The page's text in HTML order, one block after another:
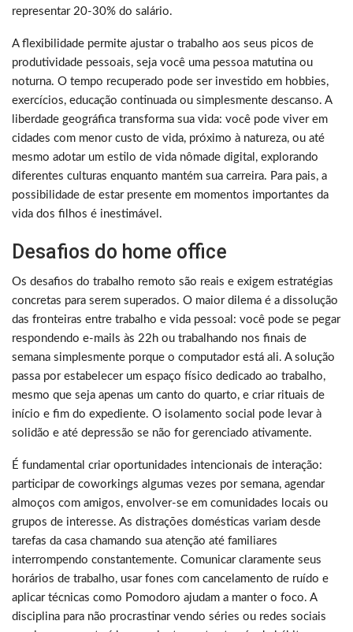
representar 20-30% do salário.
A flexibilidade permite ajustar o trabalho aos seus picos de
produtividade pessoais, seja você uma pessoa matutina ou
noturna. O tempo recuperado pode ser investido em hobbies,
exercícios, educação continuada ou simplesmente descanso. A
liberdade geográfica transforma sua vida: você pode viver em
cidades com menor custo de vida, próximo à natureza, ou até
mesmo adotar um estilo de vida nômade digital, explorando
diferentes culturas enquanto mantém sua carreira. Para pais, a
possibilidade de estar presente em momentos importantes da
vida dos filhos é inestimável.
Desafios do home office
Os desafios do trabalho remoto são reais e exigem estratégias
concretas para serem superados. O maior dilema é a dissolução
das fronteiras entre trabalho e vida pessoal: você pode se pegar
respondendo e-mails às 22h ou trabalhando nos finais de
semana simplesmente porque o computador está ali. A solução
passa por estabelecer um espaço físico dedicado ao trabalho,
mesmo que seja apenas um canto do quarto, e criar rituais de
início e fim do expediente. O isolamento social pode levar à
solidão e até depressão se não for gerenciado ativamente.
É fundamental criar oportunidades intencionais de interação:
participar de coworkings algumas vezes por semana, agendar
almoços com amigos, envolver-se em comunidades locais ou
grupos de interesse. As distrações domésticas variam desde
tarefas da casa chamando sua atenção até familiares
interrompendo constantemente. Comunicar claramente seus
horários de trabalho, usar fones com cancelamento de ruído e
aplicar técnicas como Pomodoro ajudam a manter o foco. A
disciplina para não procrastinar vendo séries ou redes sociais